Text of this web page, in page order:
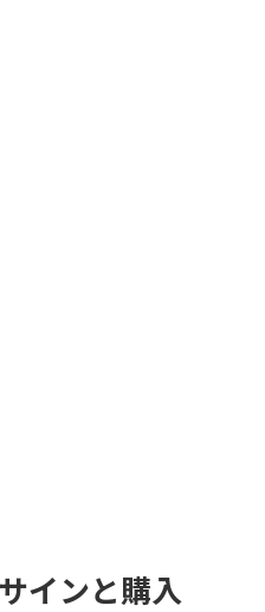
インと購入